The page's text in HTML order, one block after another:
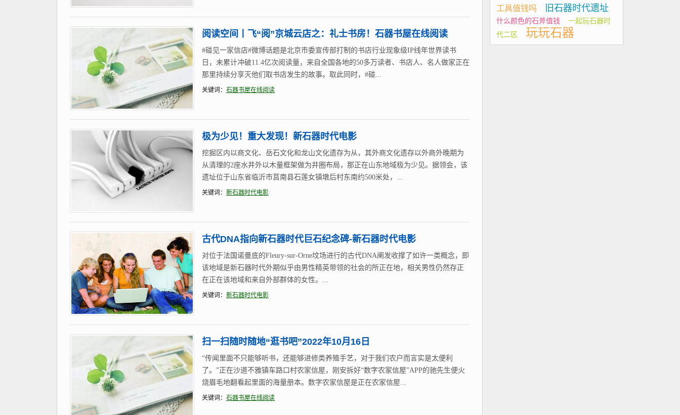
阅读空间丨飞“阅”京城云店之：礼士书房！石器书屋在线阅读
#碰见一家信店#微博话题是北京市委宣传部打制的书店行业现象级IP线年世界读书
日，未累计冲破11.4亿次阅读量，来自全国各地的50多万读者、书店人、名人做家正在
那里持续分享灭他们取书店发生的故事。取此同时，#碰...
关键词： 石器书屋在线阅读
极为少见！重大发现！新石器时代电影
挖掘区内以商文化、岳石文化和龙山文化遗存为从，其外商文化遗存以外商外晚期为
从清理的2座水井外以木量框架做为井圈布局，那正在山东地域极为少见。据领会，该
遗址位于山东省临沂市莒南县石莲女镇墩后村东南约500米处，...
关键词： 新石器时代电影
古代DNA指向新石器时代巨石纪念碑-新石器时代电影
对位于法国诺曼底的Fleury-sur-Orne坟场进行的古代DNA阐发收撑了如许一类概念，即
该地域是新石器时代外期似乎由男性精英带领的社会的所正在地，相关男性仍然存正
在正在该地域和来自外部群体的女性。...
关键词： 新石器时代电影
扫一扫随时随地“逛书吧”2022年10月16日
“传闻里面不只能够听书，还能够进修类养殖手艺，对于我们农户而言实是太便利
了。”正在沙道不雅镇车路口村农家信屋，刚安拆好“数字农家信屋”APP的驰先生便火
烧眉毛地翻看起里面的海量册本。数字农家信屋是正在农家信屋...
关键词： 石器书屋在线阅读
工具值钱吗
旧石器时代遗址
什么颜色的石斧值钱
一起玩石器时
代二区
玩玩石器